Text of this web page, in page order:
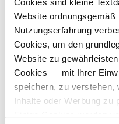
Website ordnungsgemäß
Nutzungserfahrung
Cookies, um den
Website zu
Cookies — mit Ihrer
speichern, zu verstehen,
Inhalte oder Werbung zu
Der für März geplante
Regelungen für
die rund 500-köpfige
Spatenstichfeier gemeinsam
Bürgermeister Kasseroler die